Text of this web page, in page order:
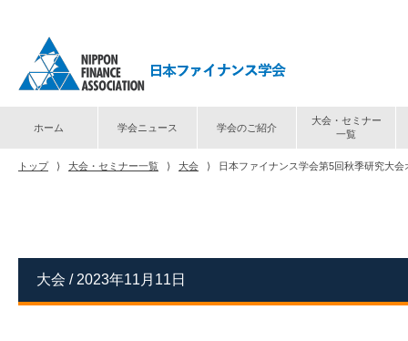
ホーム 学会ニュース 学会のご紹介
大会・セミナー
一覧
トップ ⟩ 大会・セミナー一覧 ⟩ 大会 ⟩ 日本ファイナンス学会第5回秋季研究大
大会 / 2023年11月11日